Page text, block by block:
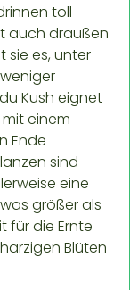
toll
auch draußen
sie es, unter
Kush eignet
einem
Ende
sind
eine
größer als
für die Ernte
Blüten